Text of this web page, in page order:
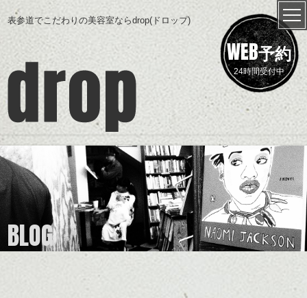
表参道でこだわりの美容室ならdrop(ドロップ)
WEB予約
24時間受付中
BLOG